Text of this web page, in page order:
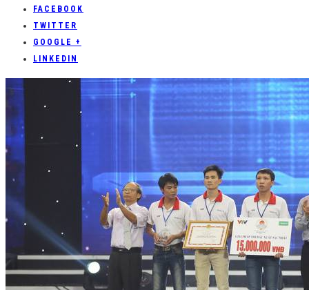
FACEBOOK
TWITTER
GOOGLE +
LINKEDIN